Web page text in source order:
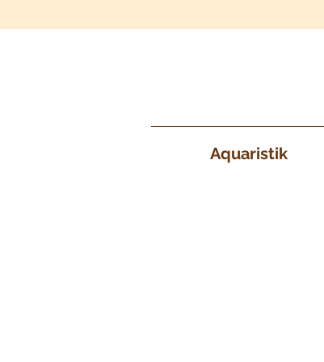
Aquaristik